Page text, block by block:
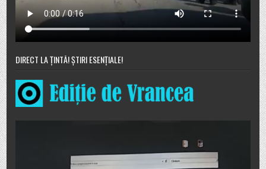
DIRECT LA ȚINTĂ! ȘTIRI ESENȚIALE!